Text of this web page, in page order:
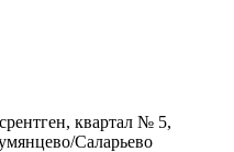
квартал № 5,
Саларьево